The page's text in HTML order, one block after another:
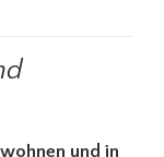
und in